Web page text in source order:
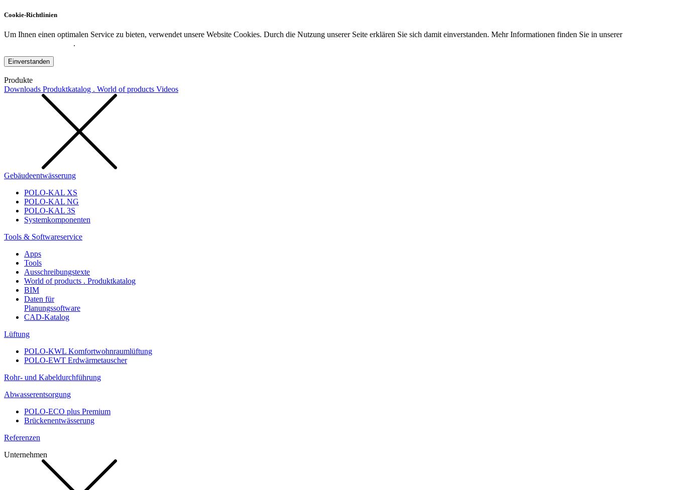
Cookie-Richtlinien
Um Ihnen einen optimalen Service zu bieten, verwendet unsere Website Cookies. Durch die Nutzung unserer Seite erklären Sie sich damit einverstanden. Mehr Informationen finden Sie in unserer
.
Einverstanden
Produkte
Downloads Produktkatalog . World of products Videos
Gebäudeentwässerung
POLO-KAL XS
POLO-KAL NG
POLO-KAL 3S
Systemkomponenten
Tools & Softwareservice
Apps
Tools
Ausschreibungstexte
World of products . Produktkatalog
BIM
Daten für
Planungssoftware
CAD-Katalog
Lüftung
POLO-KWL Komfortwohnraumlüftung
POLO-EWT Erdwärmetauscher
Rohr- und Kabeldurchführung
Abwasserentsorgung
POLO-ECO plus Premium
Brückenentwässerung
Referenzen
Unternehmen